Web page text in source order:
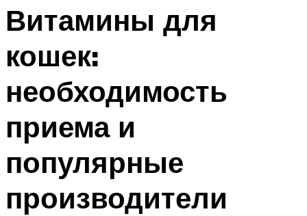
Витамины для
кошек:
необходимость
приема и
популярные
производители